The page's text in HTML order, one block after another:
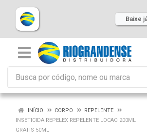
Baixe
INÍCIO CORPO
REPELENTE
INSETICIDA REPELEX REPELENTE LOCAO 200ML
GRATIS 50ML